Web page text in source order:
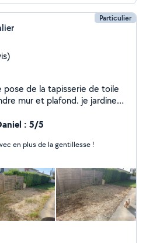
Particulier
pose de la tapisserie de toile
mur et plafond. je jardine
et entretenir vos jardins.
des renseignements
avec grand plaisir.
: 5/5
Personne très compétentes avec en plus de la gentillesse !